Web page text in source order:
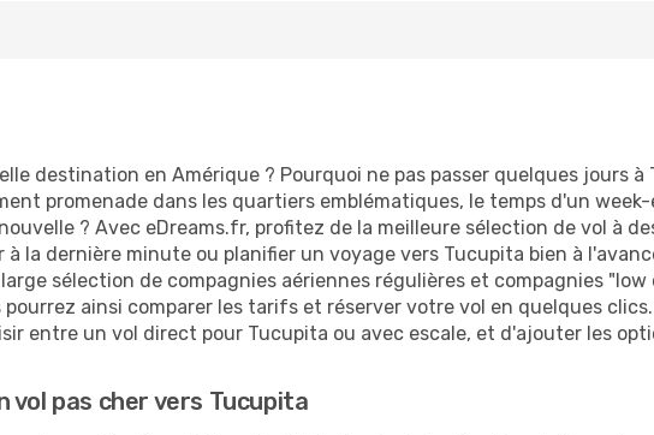
destination en Amérique ? Pourquoi ne pas passer quelques jours à
promenade dans les quartiers emblématiques, le temps d'un
? Avec eDreams.fr, profitez de la meilleure sélection de vol à
à la dernière minute ou planifier un voyage vers Tucupita bien à
sélection de compagnies aériennes régulières et compagnies
pourrez ainsi comparer les tarifs et réserver votre vol en quelques
entre un vol direct pour Tucupita ou avec escale, et d'ajouter les
vol pas cher vers Tucupita